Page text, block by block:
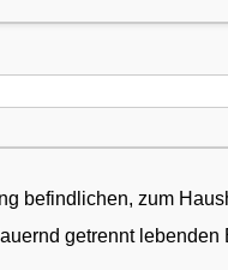
die auswärtige
getrennt